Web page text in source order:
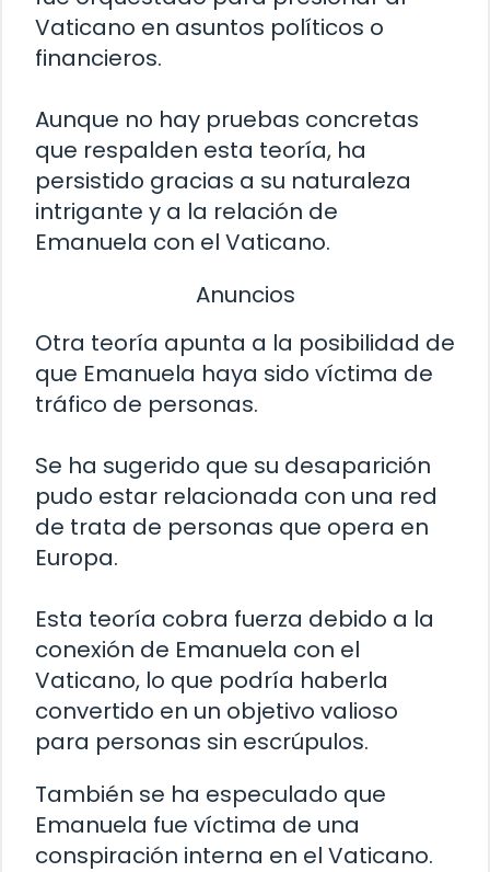
Vaticano en asuntos políticos o
financieros.
Aunque no hay pruebas concretas
que respalden esta teoría, ha
persistido gracias a su naturaleza
intrigante y a la relación de
Emanuela con el Vaticano.
Anuncios
Otra teoría apunta a la posibilidad de
que Emanuela haya sido víctima de
tráfico de personas.
Se ha sugerido que su desaparición
pudo estar relacionada con una red
de trata de personas que opera en
Europa.
Esta teoría cobra fuerza debido a la
conexión de Emanuela con el
Vaticano, lo que podría haberla
convertido en un objetivo valioso
para personas sin escrúpulos.
También se ha especulado que
Emanuela fue víctima de una
conspiración interna en el Vaticano.